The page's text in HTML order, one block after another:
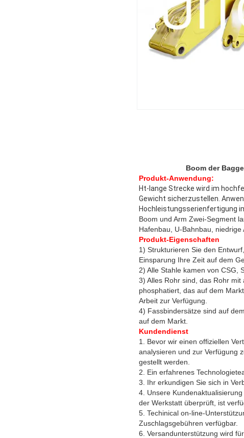
Boom der
Produkt-Anwendung:
Ht-lange Strecke wird im
Gewicht sicherzustellen.
Hochleistungsserienfertigung
Boom und Arm Zwei-Segment
Hafenbau, U-Bahnbau,
Produkt-Eigenschaften
1) Strukturieren Sie den
Einsparung Ihre Zeit auf dem
2) Alle Stahle kamen von CSG,
3) Alles Rohr sind, das Rohr
phosphatiert, das auf dem
Arbeit zur Verfügung.
4) Fassbindersätze sind auf
auf dem Markt.
Kundendienst
1. Bevor wir einen offiziellen
analysieren und zur Verfügung
gestellt werden.
2. Ein erfahrenes
3. Ihr erkundigen Sie sich in
4. Unsere
der Werkstatt überprüft, ist
5. Techinical on-line-
Zuschlagsgebühren verfügbar.
6. Versandunterstützung wird